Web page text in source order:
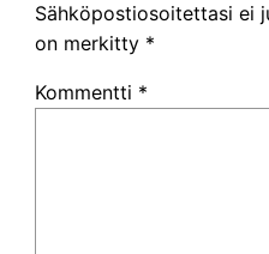
Sähköpostiosoitettasi ei
on merkitty *
Kommentti *